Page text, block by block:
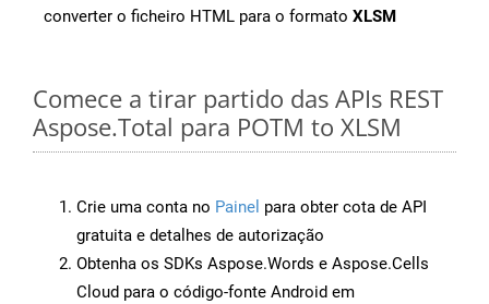
converter o ficheiro HTML para o formato XLSM
Comece a tirar partido das APIs REST
Aspose.Total para POTM to XLSM
Crie uma conta no Painel para obter cota de API
gratuita e detalhes de autorização
Obtenha os SDKs Aspose.Words e Aspose.Cells
Cloud para o código-fonte Android em